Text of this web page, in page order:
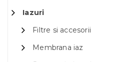
Iazuri
Filtre si accesorii
Membrana iaz